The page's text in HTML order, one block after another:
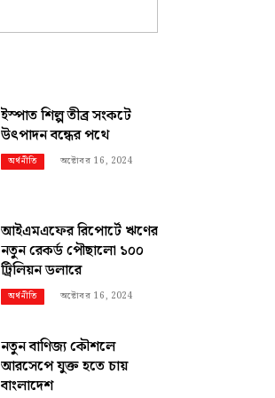
ইস্পাত শিল্প তীব্র সংকটে
উৎপাদন বন্ধের পথে
অর্থনীতি অক্টোবর 16, 2024
আইএমএফের রিপোর্টে ঋণের
নতুন রেকর্ড পৌছালো ১০০
ট্রিলিয়ন ডলারে
অর্থনীতি অক্টোবর 16, 2024
নতুন বাণিজ্য কৌশলে
আরসেপে যুক্ত হতে চায়
বাংলাদেশ